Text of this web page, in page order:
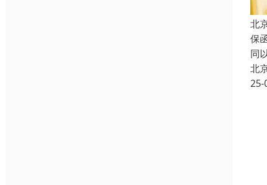
北
保
同
北
25-